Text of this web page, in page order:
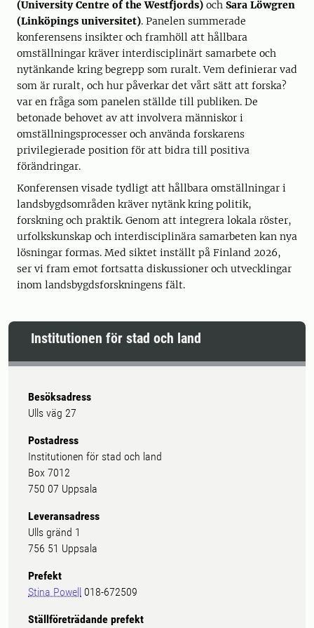
(University Centre of the Westfjords) och Sara Löwgren
(Linköpings universitet). Panelen summerade
konferensens insikter och framhöll att hållbara
omställningar kräver interdisciplinärt samarbete och
nytänkande kring begrepp som ruralt. Vem definierar vad
som är ruralt, och hur påverkar det vårt sätt att forska?
var en fråga som panelen ställde till publiken. De
betonade behovet av att involvera människor i
omställningsprocesser och använda forskarens
privilegierade position för att bidra till positiva
förändringar.
Konferensen visade tydligt att hållbara omställningar i
landsbygdsområden kräver nytänk kring politik,
forskning och praktik. Genom att integrera lokala röster,
urfolkskunskap och interdisciplinära samarbeten kan nya
lösningar formas. Med siktet inställt på Finland 2026,
ser vi fram emot fortsatta diskussioner och utvecklingar
inom landsbygdsforskningens fält.
Institutionen för stad och land
Besöksadress
Ulls väg 27
Postadress
Institutionen för stad och land
Box 7012
750 07 Uppsala
Leveransadress
Ulls gränd 1
756 51 Uppsala
Prefekt
Stina Powell 018-672509
Ställföreträdande prefekt